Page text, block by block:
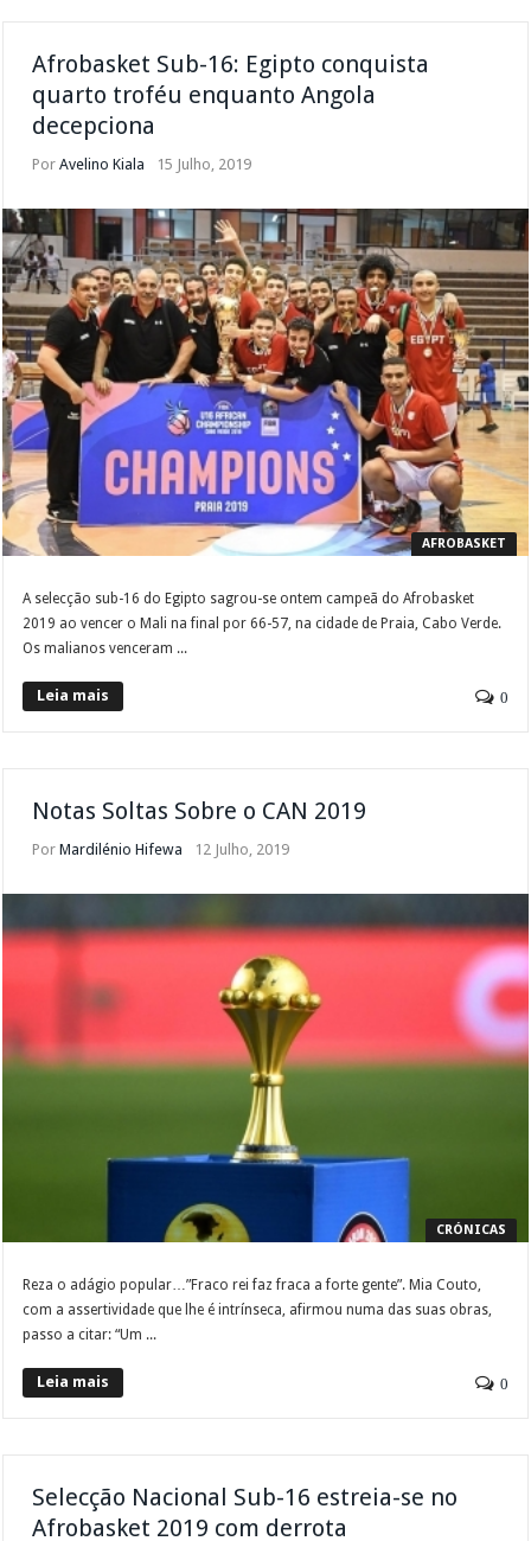
Afrobasket Sub-16: Egipto conquista
quarto troféu enquanto Angola
decepciona
PorAvelino Kiala 15 Julho, 2019
AFROBASKET
A selecção sub-16 do Egipto sagrou-se ontem campeã do Afrobasket
2019 ao vencer o Mali na final por 66-57, na cidade de Praia, Cabo Verde.
Os malianos venceram ...
Leia mais 0
Notas Soltas Sobre o CAN 2019
PorMardilénio Hifewa 12 Julho, 2019
CRÓNICAS
Reza o adágio popular…”Fraco rei faz fraca a forte gente”. Mia Couto,
com a assertividade que lhe é intrínseca, afirmou numa das suas obras,
passo a citar: “Um ...
Leia mais 0
Selecção Nacional Sub-16 estreia-se no
Afrobasket 2019 com derrota